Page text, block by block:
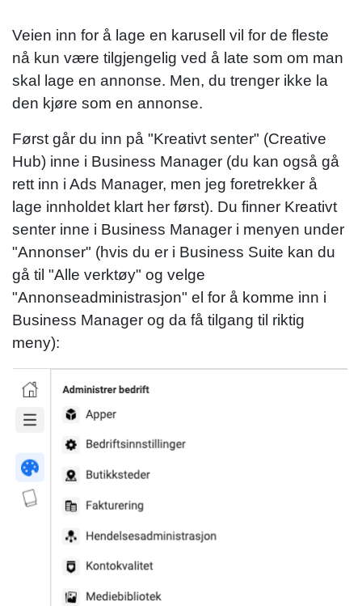
Veien inn for å lage en karusell vil for de fleste
nå kun være tilgjengelig ved å late som om man
skal lage en annonse. Men, du trenger ikke la
den kjøre som en annonse.
Først går du inn på "Kreativt senter" (Creative
Hub) inne i Business Manager (du kan også gå
rett inn i Ads Manager, men jeg foretrekker å
lage innholdet klart her først). Du finner Kreativt
senter inne i Business Manager i menyen under
"Annonser" (hvis du er i Business Suite kan du
gå til "Alle verktøy" og velge
"Annonseadministrasjon" el for å komme inn i
Business Manager og da få tilgang til riktig
meny):